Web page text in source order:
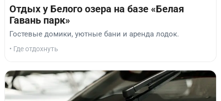
Отдых у Белого озера на базе «Белая
Гавань парк»
Гостевые домики, уютные бани и аренда лодок.
• Где отдохнуть